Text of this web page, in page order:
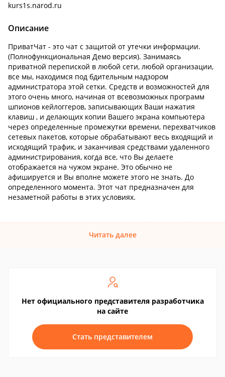
kurs1s.narod.ru
Описание
ПриватЧат - это чат с защитой от утечки информации.
(Полнофункциональная Демо версия). Занимаясь
приватной перепиской в любой сети, любой организации,
все мы, находимся под бдительным надзором
администратора этой сетки. Средств и возможностей для
этого очень много, начиная от всевозможных программ
шпионов кейлоггеров, записывающих Ваши нажатия
клавиш , и делающих копии Вашего экрана компьютера
через определенные промежутки времени, перехватчиков
сетевых пакетов, которые обрабатывают весь входящий и
исходящий трафик, и заканчивая средствами удаленного
администрирования, когда все, что Вы делаете
отображается на чужом экране. Это обычно не
афишируется и Вы вполне можете этого не знать. До
определенного момента. Этот чат предназначен для
незаметной работы в этих условиях.
Читать далее
Нет официального представителя разработчика
на сайте
Стать представителем